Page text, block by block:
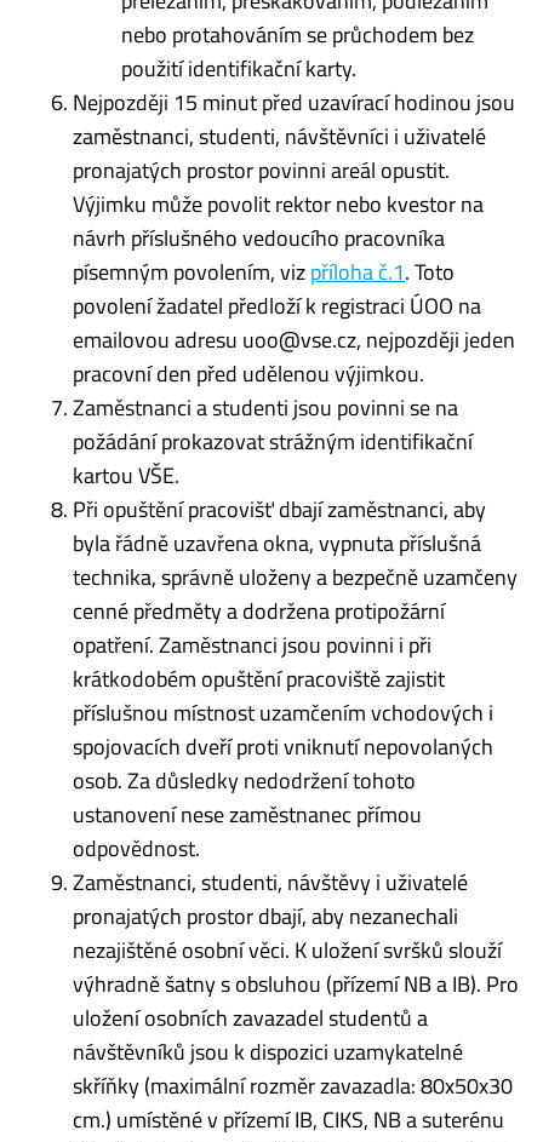
nebo protahováním se průchodem bez
použití identifikační karty.
Nejpozději 15 minut před uzavírací hodinou jsou
zaměstnanci, studenti, návštěvníci i uživatelé
pronajatých prostor povinni areál opustit.
Výjimku může povolit rektor nebo kvestor na
návrh příslušného vedoucího pracovníka
písemným povolením, vizpříloha č.1. Toto
povolení žadatel předloží k registraci ÚOO na
emailovou adresu uoo@vse.cz, nejpozději jeden
pracovní den před udělenou výjimkou.
Zaměstnanci a studenti jsou povinni se na
požádání prokazovat strážným identifikační
kartou VŠE.
Při opuštění pracovišť dbají zaměstnanci, aby
byla řádně uzavřena okna, vypnuta příslušná
technika, správně uloženy a bezpečně uzamčeny
cenné předměty a dodržena protipožární
opatření. Zaměstnanci jsou povinni i při
krátkodobém opuštění pracoviště zajistit
příslušnou místnost uzamčením vchodových i
spojovacích dveří proti vniknutí nepovolaných
osob. Za důsledky nedodržení tohoto
ustanovení nese zaměstnanec přímou
odpovědnost.
Zaměstnanci, studenti, návštěvy i uživatelé
pronajatých prostor dbají, aby nezanechali
nezajištěné osobní věci. K uložení svršků slouží
výhradně šatny s obsluhou (přízemí NB a IB). Pro
uložení osobních zavazadel studentů a
návštěvníků jsou k dispozici uzamykatelné
skříňky (maximální rozměr zavazadla: 80x50x30
cm.) umístěné v přízemí IB, CIKS, NB a suterénu